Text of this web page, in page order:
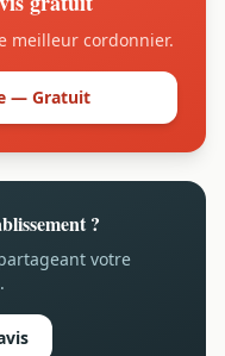
meilleur cordonnier.
— Gratuit
?
votre